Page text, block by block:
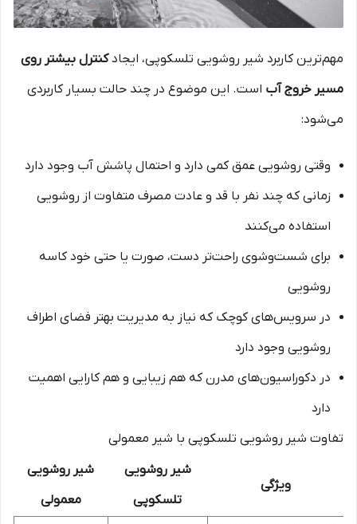
مهم‌ترین کاربرد شیر روشویی تلسکوپی، ایجادکنترل بیشتر روی
مسیر خروج آب است. این موضوع در چند حالت بسیار کاربردی
می‌شود:
وقتی روشویی عمق کمی دارد و احتمال پاشش آب وجود دارد
زمانی که چند نفر با قد و عادت مصرف متفاوت از روشویی
استفاده می‌کنند
برای شست‌وشوی راحت‌تر دست، صورت یا حتی خود کاسه
روشویی
در سرویس‌های کوچک که نیاز به مدیریت بهتر فضای اطراف
روشویی وجود دارد
در دکوراسیون‌های مدرن که هم زیبایی و هم کارایی اهمیت
دارد
تفاوت شیر روشویی تلسکوپی با شیر معمولی
ویژگی
شیر روشویی
تلسکوپی
شیر روشویی
معمولی